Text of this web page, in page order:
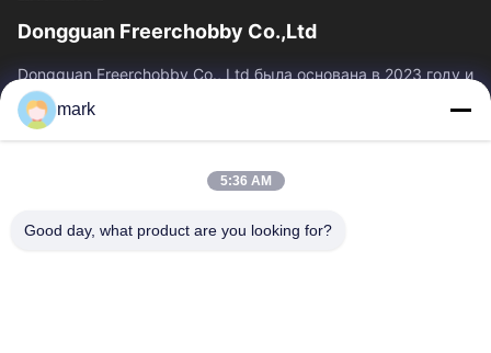
Dongguan Freerchobby Co.,Ltd
Dongguan Freerchobby Co., Ltd была основана в 2023 году и
расположена в Донгуане, известном как фабрика
мира.Современный завод ООО занимает площадь...
Быстрые Связи
Продукция
О Компании
Наша Фабрика
mark
5:36 AM
Good day, what product are you looking for?